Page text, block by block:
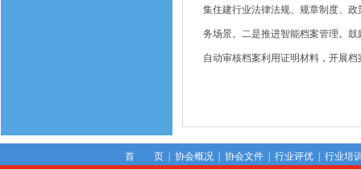
集住建行业法律法规、规章制度、
务场景。二是推进智能档案管理。
自动审核档案利用证明材料，开展
首 页| 协会概况| 协会文件| 行业评优| 行业培